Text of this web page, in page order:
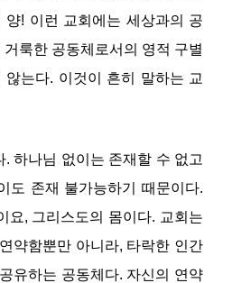
! 이런 교회에는 세상과의 공
룩한 공동체로서의 영적 구별
는다. 이것이 흔히 말하는 교
하나님 없이는 존재할 수 없고
도 존재 불가능하기 때문이다.
요, 그리스도의 몸이다. 교회는
약함뿐만 아니라, 타락한 인간
유하는 공동체다. 자신의 연약